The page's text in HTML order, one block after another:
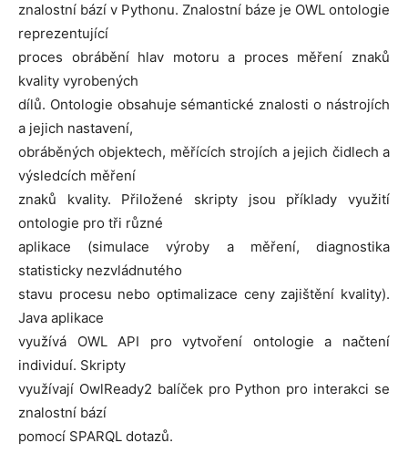
znalostní bází v Pythonu. Znalostní báze je OWL ontologie
reprezentující
proces obrábění hlav motoru a proces měření znaků
kvality vyrobených
dílů. Ontologie obsahuje sémantické znalosti o nástrojích
a jejich nastavení,
obráběných objektech, měřících strojích a jejich čidlech a
výsledcích měření
znaků kvality. Přiložené skripty jsou příklady využití
ontologie pro tři různé
aplikace (simulace výroby a měření, diagnostika
statisticky nezvládnutého
stavu procesu nebo optimalizace ceny zajištění kvality).
Java aplikace
využívá OWL API pro vytvoření ontologie a načtení
individuí. Skripty
využívají OwlReady2 balíček pro Python pro interakci se
znalostní bází
pomocí SPARQL dotazů.